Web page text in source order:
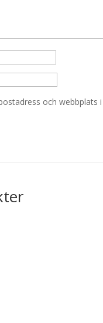
och webbplats